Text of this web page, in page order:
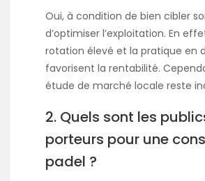
Oui, à condition de bien cibler
d’optimiser l’exploitation. En
rotation élevé et la pratique en
favorisent la rentabilité.
étude de marché locale reste
2. Quels sont les
porteurs pour une
padel ?